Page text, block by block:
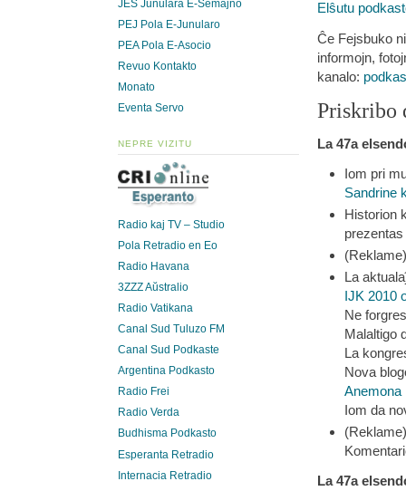
Elŝutu
Ĉe Fejsbuko
informojn,
kanalo:
Priskribo
La 47a
Iom pri
Sandrine
Historion
La
IJK 2010
Ne
Malaltigo
La
Nova
Anemona
Iom da
La 47a
JES Junulara E-Semajno
PEJ Pola E-Junularo
PEA Pola E-Asocio
Revuo Kontakto
Monato
Eventa Servo
NEPRE VIZITU
Radio kaj TV – Studio
Pola Retradio en Eo
Radio Havana
3ZZZ Aŭstralio
Radio Vatikana
Canal Sud Tuluzo FM
Canal Sud Podkaste
Argentina Podkasto
Radio Frei
Radio Verda
Budhisma Podkasto
Esperanta Retradio
Internacia Retradio